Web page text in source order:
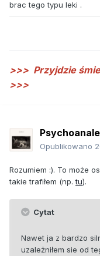
brac tego typu leki .
>>> Przyjdzie
>>>
Opublikowano
Rozumiem :). To może
takie trafiłem (np.tu).
Cytat
Nawet ja z bardzo
uzależniłem sie od